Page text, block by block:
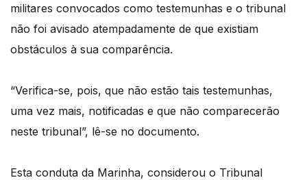
militares convocados como testemunhas e o tribunal
não foi avisado atempadamente de que existiam
obstáculos à sua comparência.
“Verifica-se, pois, que não estão tais testemunhas,
uma vez mais, notificadas e que não comparecerão
neste tribunal”, lê-se no documento.
Esta conduta da Marinha, considerou o Tribunal